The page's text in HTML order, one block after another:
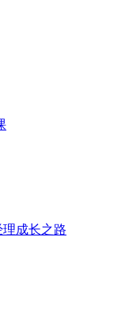
理成长之路